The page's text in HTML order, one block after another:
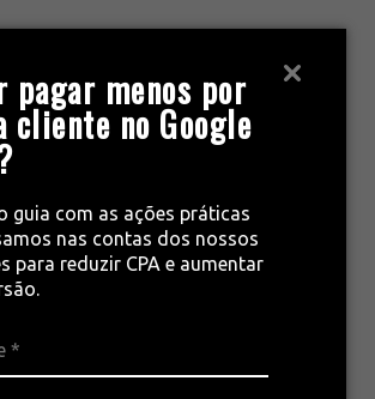
pagar menos por
cliente no Google
guia com as ações práticas
nas contas dos nossos
para reduzir CPA e aumentar